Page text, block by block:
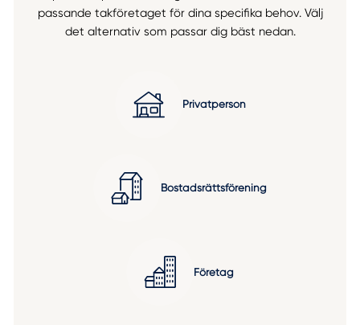
passande takföretaget för dina specifika behov. Välj
det alternativ som passar dig bäst nedan.
Privatperson
Bostadsrättsförening
Företag